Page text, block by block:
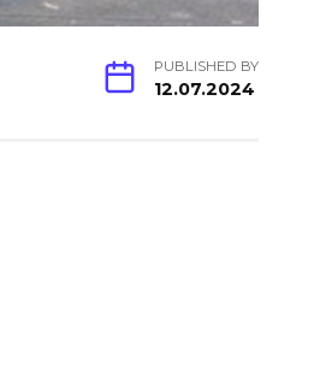
PUBLISHED BY
12.07.2024